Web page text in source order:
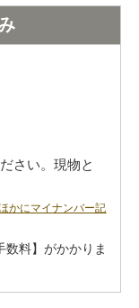
さい。現物と
かにマイナンバー記
料】がかかりま